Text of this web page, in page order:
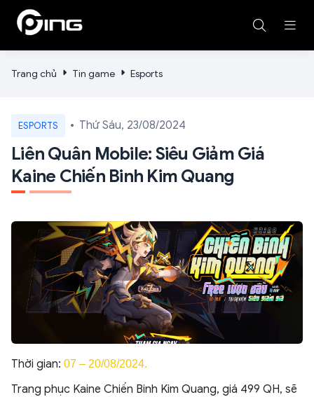
Trang chủ Tin game Esports
ESPORTS Thứ Sáu, 23/08/2024
Liên Quân Mobile: Siêu Giảm Giá
Kaine Chiến Binh Kim Quang
Thời gian: 07 – 20/08/2024.
Trang phục Kaine Chiến Binh Kim Quang, giá 499 QH, sẽ